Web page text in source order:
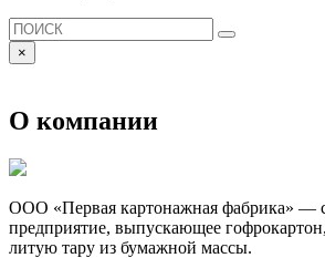
×
О компании
ООО «Первая картонажная фабрика» —
предприятие, выпускающее
литую тару из бумажной массы.